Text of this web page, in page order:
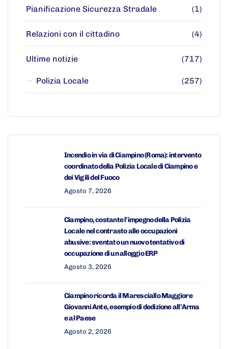
Pianificazione Sicurezza Stradale (1)
Relazioni con il cittadino (4)
Ultime notizie (717)
Polizia Locale (257)
Incendio in via di Ciampino (Roma): intervento
coordinato della Polizia Locale di Ciampino e
dei Vigili del Fuoco
Agosto 7, 2026
Ciampino, costante l’impegno della Polizia
Locale nel contrasto alle occupazioni
abusive: sventato un nuovo tentativo di
occupazione di un alloggio ERP
Agosto 3, 2026
Ciampino ricorda il Maresciallo Maggiore
Giovanni Ante, esempio di dedizione all’Arma
e al Paese
Agosto 2, 2026